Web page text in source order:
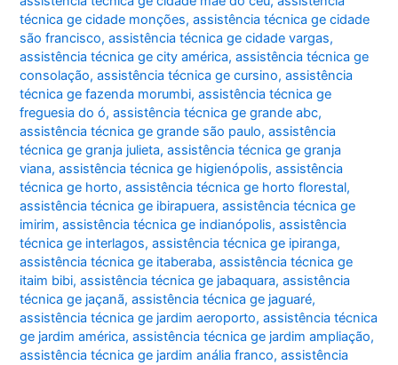
técnica ge cidade monções,assistência técnica ge cidade
são francisco,assistência técnica ge cidade vargas,
assistência técnica ge city américa,assistência técnica ge
consolação,assistência técnica ge cursino,assistência
técnica ge fazenda morumbi,assistência técnica ge
freguesia do ó,assistência técnica ge grande abc,
assistência técnica ge grande são paulo,assistência
técnica ge granja julieta,assistência técnica ge granja
viana,assistência técnica ge higienópolis,assistência
técnica ge horto,assistência técnica ge horto florestal,
assistência técnica ge ibirapuera,assistência técnica ge
imirim,assistência técnica ge indianópolis,assistência
técnica ge interlagos,assistência técnica ge ipiranga,
assistência técnica ge itaberaba,assistência técnica ge
itaim bibi,assistência técnica ge jabaquara,assistência
técnica ge jaçanã,assistência técnica ge jaguaré,
assistência técnica ge jardim aeroporto,assistência técnica
ge jardim américa,assistência técnica ge jardim ampliação,
assistência técnica ge jardim anália franco,assistência